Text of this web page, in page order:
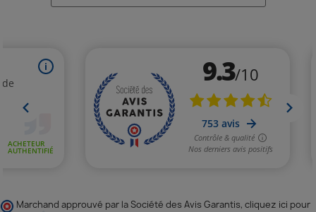
Marchand approuvé par la Société des Avis Garantis, cliquez ici pour